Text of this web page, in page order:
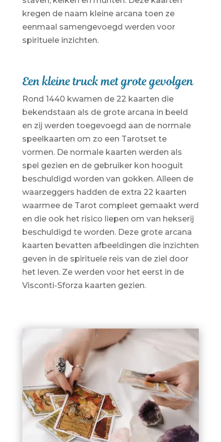
kregen de naam kleine arcana toen ze
eenmaal samengevoegd werden voor
spirituele inzichten.
Een kleine truck met grote gevolgen
Rond 1440 kwamen de 22 kaarten die
bekendstaan als de grote arcana in beeld
en zij werden toegevoegd aan de normale
speelkaarten om zo een Tarotset te
vormen. De normale kaarten werden als
spel gezien en de gebruiker kon hooguit
beschuldigd worden van gokken. Alleen de
waarzeggers hadden de extra 22 kaarten
waarmee de Tarot compleet gemaakt werd
en die ook het risico liepen om van hekserij
beschuldigd te worden. Deze grote arcana
kaarten bevatten afbeeldingen die inzichten
geven in de spirituele reis van de ziel door
het leven. Ze werden voor het eerst in de
Visconti-Sforza kaarten gezien.